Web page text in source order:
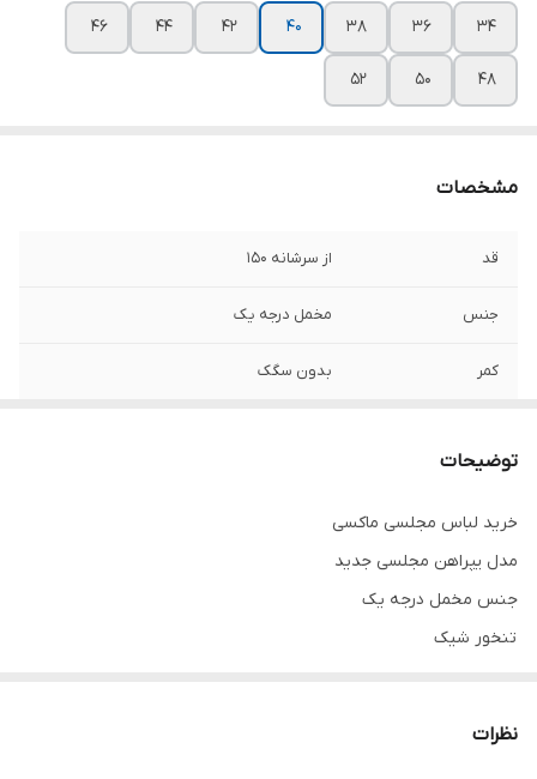
۳۴
۳۶ ۳۸ ۴۰ ۴۲ ۴۴ ۴۶
۴۸ ۵۰ ۵۲
مشخصات
قد از سرشانه ۱۵۰
جنس مخمل درجه یک
کمر بدون سگک
توضیحات
خرید لباس مجلسی ماکسی
مدل یپراهن مجلسی جدید
جنس مخمل درجه یک
تنخور شیک
نظرات